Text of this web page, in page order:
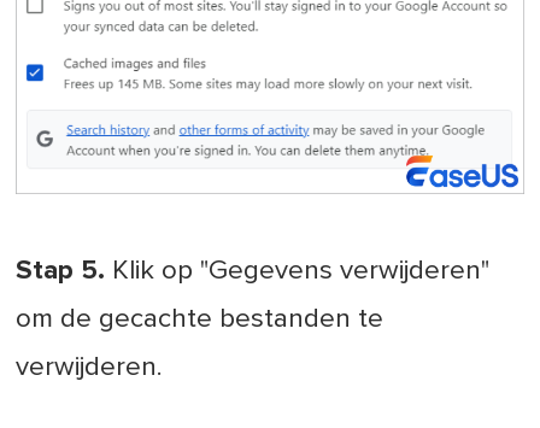
Stap 5. Klik op "Gegevens verwijderen"
om de gecachte bestanden te
verwijderen.